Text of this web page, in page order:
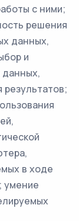
с ними;
решения
данных,
и
данных,
результатов;
в ходе
умение